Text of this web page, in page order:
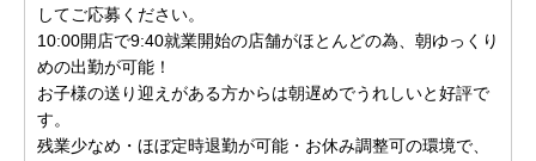
してご応募ください。
10:00開店で9:40就業開始の店舗がほとんどの為、朝ゆっくり
めの出勤が可能！
お子様の送り迎えがある方からは朝遅めでうれしいと好評で
す。
残業少なめ・ほぼ定時退勤が可能・お休み調整可の環境で、